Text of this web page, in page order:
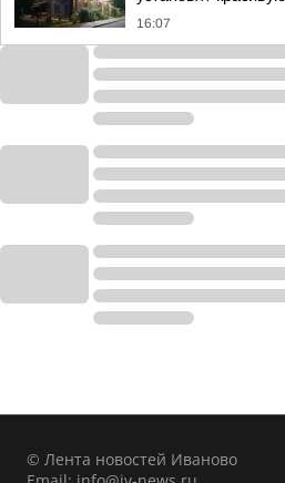
16:07
© Лента новостей Иваново